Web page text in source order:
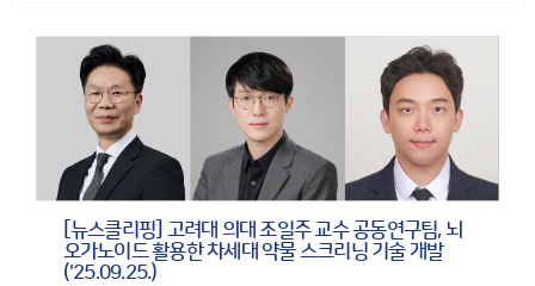
[뉴스클리핑] 고려대 의대 조일주 교수 공동연구팀, 뇌
오가노이드 활용한 차세대 약물 스크리닝 기술 개발
('25.09.25.)